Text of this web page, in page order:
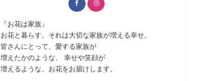
『お花は家族』
お花と暮らす。それは大切な家族が増える幸せ。
皆さんにとって、愛する家族が
増えたかのような、 幸せや笑顔が
増えるような、お花をお届けします。